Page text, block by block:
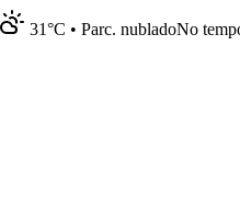
31°C • Parc. nubladoNo